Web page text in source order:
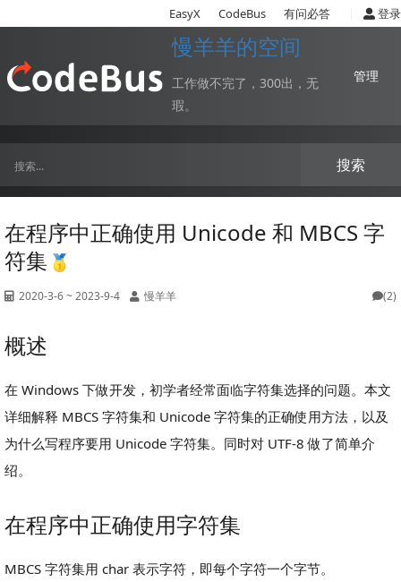
EasyX CodeBus 有问必答 登录
慢羊羊的空间
工作做不完了，300出，无
瑕。
管理
在程序中正确使用 Unicode 和 MBCS 字
符集
2020-3-6 ~ 2023-9-4 慢羊羊 (2)
概述
在 Windows 下做开发，初学者经常面临字符集选择的问题。本文
详细解释 MBCS 字符集和 Unicode 字符集的正确使用方法，以及
为什么写程序要用 Unicode 字符集。同时对 UTF-8 做了简单介
绍。
在程序中正确使用字符集
MBCS 字符集用 char 表示字符，即每个字符一个字节。
搜索